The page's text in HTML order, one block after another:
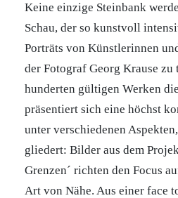
Keine einzige Steinbank
Schau, der so kunstvoll
Porträts von Künstlerinnen
der Fotograf Georg Krause zu
hunderten gültigen Werken
präsentiert sich eine höchst
unter verschiedenen
gliedert: Bilder aus dem
Grenzen´ richten den Focus
Art von Nähe. Aus einer face